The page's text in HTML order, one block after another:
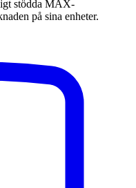
stödda MAX-
på sina enheter.